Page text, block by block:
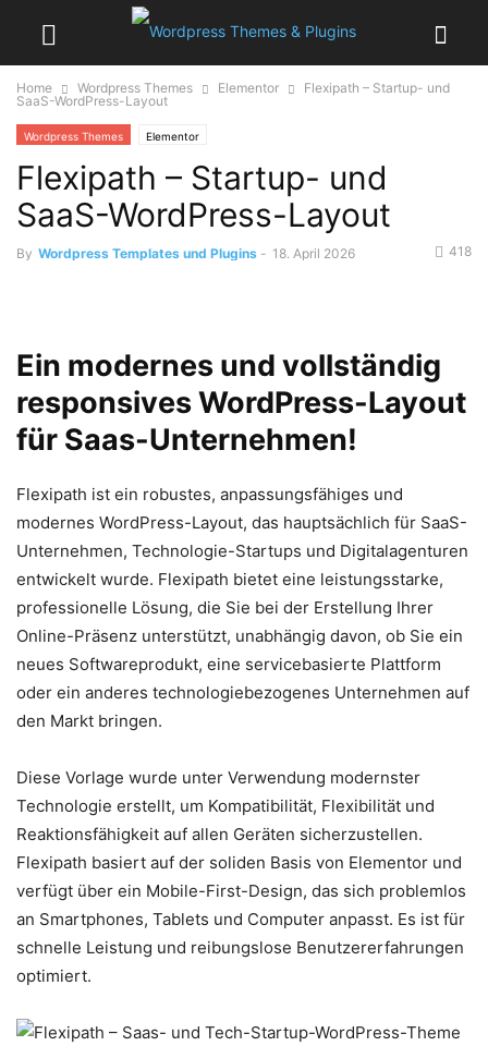
Home Wordpress Themes Elementor
Flexipath – Startup- und
SaaS-WordPress-Layout
Wordpress Themes Elementor
Flexipath – Startup- und
SaaS-WordPress-Layout
By Wordpress Templates und Plugins - 18. April 2026 418
Ein modernes und vollständig
responsives WordPress-Layout
für Saas-Unternehmen!
Flexipath ist ein robustes, anpassungsfähiges und
modernes WordPress-Layout, das hauptsächlich für SaaS-
Unternehmen, Technologie-Startups und Digitalagenturen
entwickelt wurde. Flexipath bietet eine leistungsstarke,
professionelle Lösung, die Sie bei der Erstellung Ihrer
Online-Präsenz unterstützt, unabhängig davon, ob Sie ein
neues Softwareprodukt, eine servicebasierte Plattform
oder ein anderes technologiebezogenes Unternehmen auf
den Markt bringen.
Diese Vorlage wurde unter Verwendung modernster
Technologie erstellt, um Kompatibilität, Flexibilität und
Reaktionsfähigkeit auf allen Geräten sicherzustellen.
Flexipath basiert auf der soliden Basis von Elementor und
verfügt über ein Mobile-First-Design, das sich problemlos
an Smartphones, Tablets und Computer anpasst. Es ist für
schnelle Leistung und reibungslose Benutzererfahrungen
optimiert.